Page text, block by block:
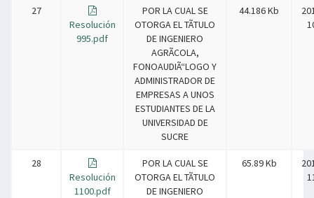
27
Resolución
995.pdf
POR LA CUAL SE
OTORGA EL TÃTULO
DE INGENIERO
AGRÃCOLA,
FONOAUDIÃ“LOGO Y
ADMINISTRADOR DE
EMPRESAS A UNOS
ESTUDIANTES DE LA
UNIVERSIDAD DE
SUCRE
44.186 Kb
28
Resolución
1100.pdf
POR LA CUAL SE
OTORGA EL TÃTULO
DE INGENIERO
65.89 Kb